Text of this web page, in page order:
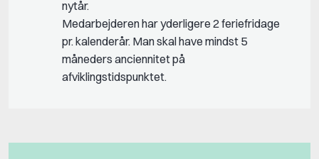
nytår.
Medarbejderen har yderligere 2 feriefridage
pr. kalenderår. Man skal have mindst 5
måneders anciennitet på
afviklingstidspunktet.